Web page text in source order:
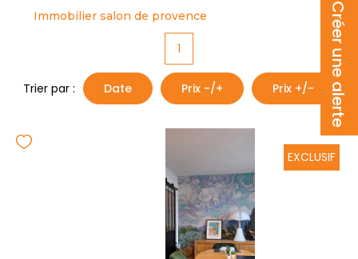
Immobilier salon de provence Créer une alerte
1
Trier par : Date Prix -/+ Prix +/-
EXCLUSIF